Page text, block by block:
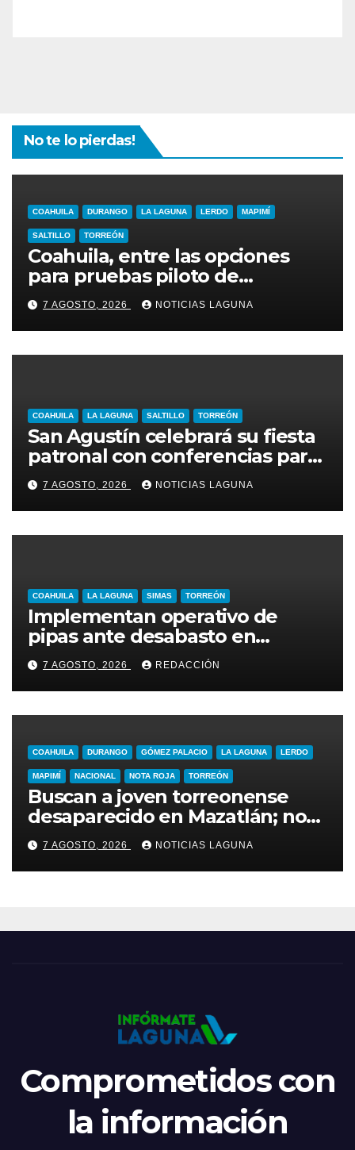
No te lo pierdas!
COAHUILA DURANGO LA LAGUNA LERDO MAPIMÍ
SALTILLO TORREÓN
Coahuila, entre las opciones
para pruebas piloto de
extracción de gas
7 AGOSTO, 2026 NOTICIAS LAGUNA
COAHUILA LA LAGUNA SALTILLO TORREÓN
San Agustín celebrará su fiesta
patronal con conferencias para
jóvenes y familias
7 AGOSTO, 2026 NOTICIAS LAGUNA
COAHUILA LA LAGUNA SIMAS TORREÓN
Implementan operativo de
pipas ante desabasto en
Torreón
7 AGOSTO, 2026 REDACCIÓN
COAHUILA DURANGO GÓMEZ PALACIO LA LAGUNA LERDO
MAPIMÍ NACIONAL NOTA ROJA TORREÓN
Buscan a joven torreonense
desaparecido en Mazatlán; no
saben de él desde el 23 de julio
7 AGOSTO, 2026 NOTICIAS LAGUNA
Comprometidos con
la información